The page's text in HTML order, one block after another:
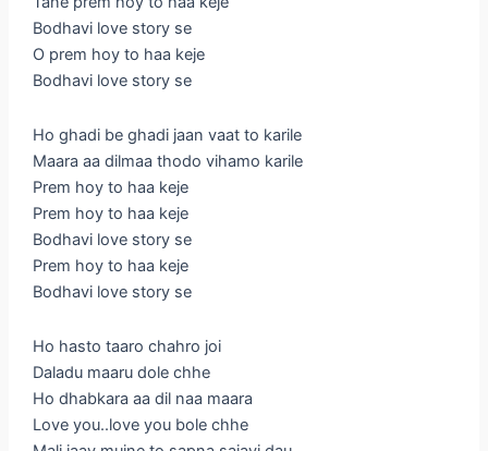
Bodhavi love story se
O prem hoy to haa keje
Bodhavi love story se
Ho ghadi be ghadi jaan vaat to karile
Maara aa dilmaa thodo vihamo karile
Prem hoy to haa keje
Prem hoy to haa keje
Bodhavi love story se
Prem hoy to haa keje
Bodhavi love story se
Ho hasto taaro chahro joi
Daladu maaru dole chhe
Ho dhabkara aa dil naa maara
Love you..love you bole chhe